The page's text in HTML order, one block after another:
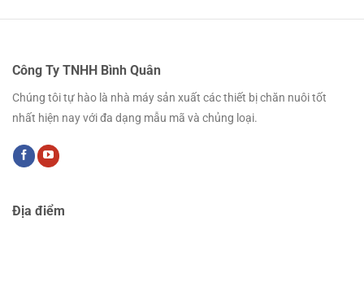
Công Ty TNHH Bình Quân
Chúng tôi tự hào là nhà máy sản xuất các thiết bị chăn nuôi tốt
nhất hiện nay với đa dạng mẫu mã và chủng loại.
Địa điểm